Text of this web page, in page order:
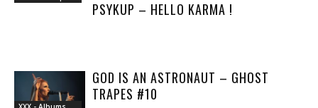
PSYKUP – HELLO KARMA !
GOD IS AN ASTRONAUT – GHOST
TRAPES #10